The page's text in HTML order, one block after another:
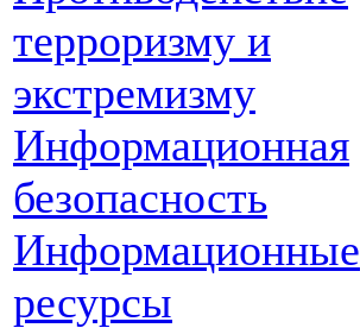
терроризму и
экстремизму
Информационная
безопасность
Информационные
ресурсы